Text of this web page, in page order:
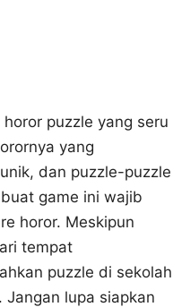
puzzle yang seru
yang
dan puzzle-puzzle
game ini wajib
horor. Meskipun
tempat
puzzle di sekolah
lupa siapkan